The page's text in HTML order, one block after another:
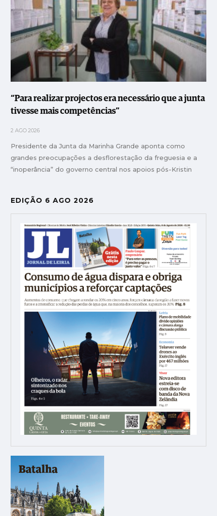
“Para realizar projectos era necessário que a junta
tivesse mais competências”
2 AGO 2026
Presidente da Junta da Marinha Grande aponta como
grandes preocupações a desflorestação da freguesia e a
“inoperância” do governo central nos apoios pós-Kristin
EDIÇÃO 6 AGO 2026